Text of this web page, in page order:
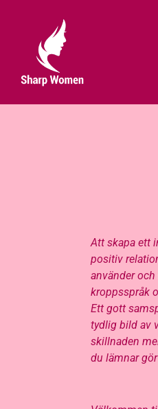
Att skapa ett
positiv
använder
kroppsspråk
Ett gott
tydlig bild av
skillnaden
du lämnar